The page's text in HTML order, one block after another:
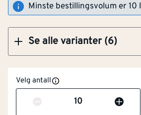
Minste bestillingsvolum er 10
Se alle varianter (6)
Velg antall
Antall